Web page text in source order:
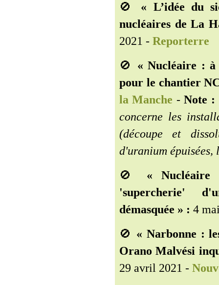
🚫 « L’idée du
nucléaires de La
2021 - Reporterre
🚫 « Nucléaire :
pour le chantier
la Manche -Note :
concerne les
(découpe et
d'uranium
🚫 «
'supercherie'
démasquée » : 4
🚫 « Narbonne :
Orano Malvési
29 avril 2021 -